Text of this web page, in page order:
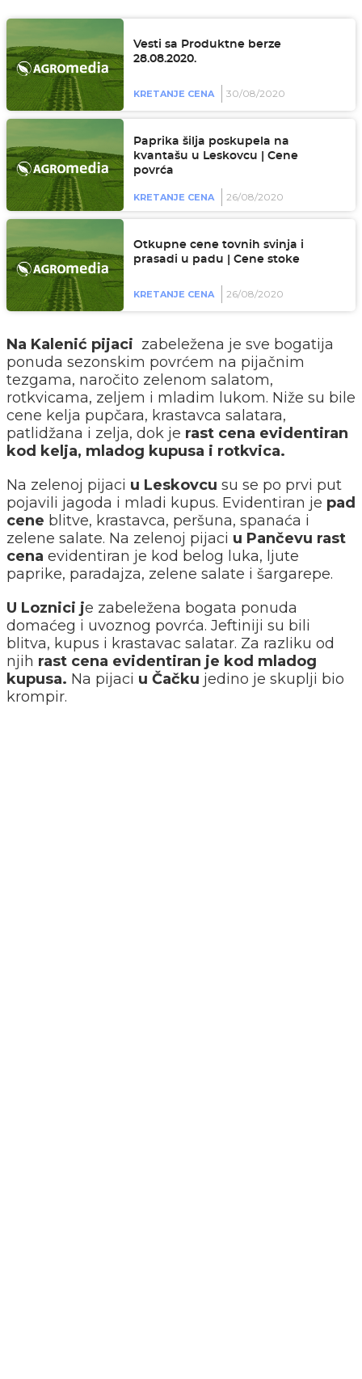
Vesti sa Produktne berze
28.08.2020.
KRETANJE CENA 30/08/2020
Paprika šilja poskupela na
kvantašu u Leskovcu | Cene
povrća
KRETANJE CENA 26/08/2020
Otkupne cene tovnih svinja i
prasadi u padu | Cene stoke
KRETANJE CENA 26/08/2020
Na Kalenić pijaci zabeležena je sve bogatija
ponuda sezonskim povrćem na pijačnim
tezgama, naročito zelenom salatom,
rotkvicama, zeljem i mladim lukom. Niže su bile
cene kelja pupčara, krastavca salatara,
patlidžana i zelja, dok je rast cena evidentiran
kod kelja, mladog kupusa i rotkvica.
Na zelenoj pijaci u Leskovcu su se po prvi put
pojavili jagoda i mladi kupus. Evidentiran je pad
cene blitve, krastavca, peršuna, spanaća i
zelene salate. Na zelenoj pijaci u Pančevu rast
cena evidentiran je kod belog luka, ljute
paprike, paradajza, zelene salate i šargarepe.
U Loznici je zabeležena bogata ponuda
domaćeg i uvoznog povrća. Jeftiniji su bili
blitva, kupus i krastavac salatar. Za razliku od
njih rast cena evidentiran je kod mladog
kupusa. Na pijaci u Čačku jedino je skuplji bio
krompir.